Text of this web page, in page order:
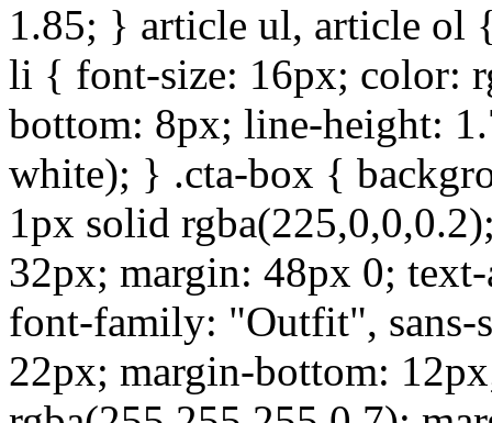
1.85; } article ul, article ol
li { font-size: 16px; color:
bottom: 8px; line-height:
white); } .cta-box {
1px solid
32px; margin: 48px 0;
font-family: "Outfit", sans-
22px; margin-bottom: